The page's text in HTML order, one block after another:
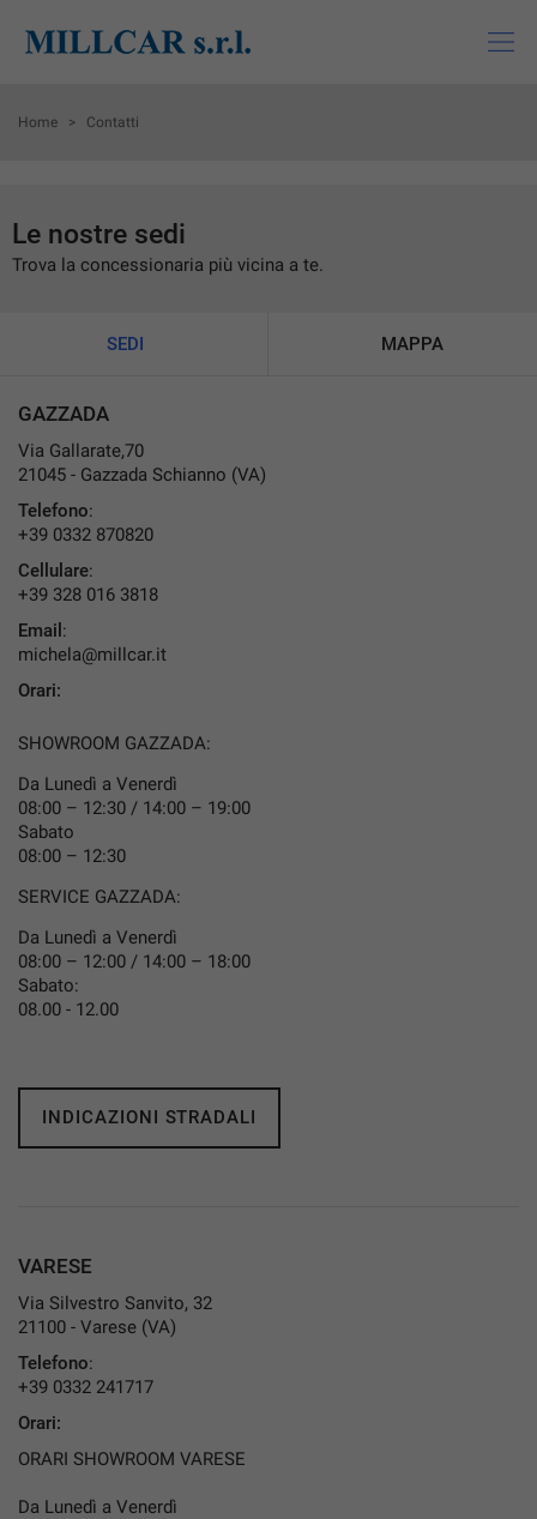
HOME
ASSISTENZA
CHI SIAMO
DICONO DI NOI
NEWS
AREA COMMERCIANTI
Home > Contatti
Le nostre sedi
Trova la concessionaria più vicina a te.
SEDI MAPPA
GAZZADA
Via Gallarate,70
21045 - Gazzada Schianno (VA)
Telefono:
+39 0332 870820
Cellulare:
+39 328 016 3818
Email :
michela@millcar.it
Orari:
SHOWROOM GAZZADA:
Da Lunedì a Venerdì
08:00 – 12:30 / 14:00 – 19:00
Sabato
08:00 – 12:30
SERVICE GAZZADA:
Da Lunedì a Venerdì
08:00 – 12:00 / 14:00 – 18:00
Sabato:
08.00 - 12.00
INDICAZIONI STRADALI
VARESE
Via Silvestro Sanvito, 32
21100 - Varese (VA)
Telefono:
+39 0332 241717
Orari:
ORARI SHOWROOM VARESE
Da Lunedì a Venerdì